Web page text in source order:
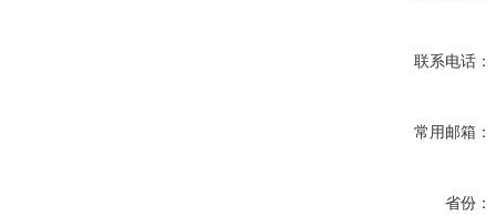
联系电话：
常用邮箱：
省份：